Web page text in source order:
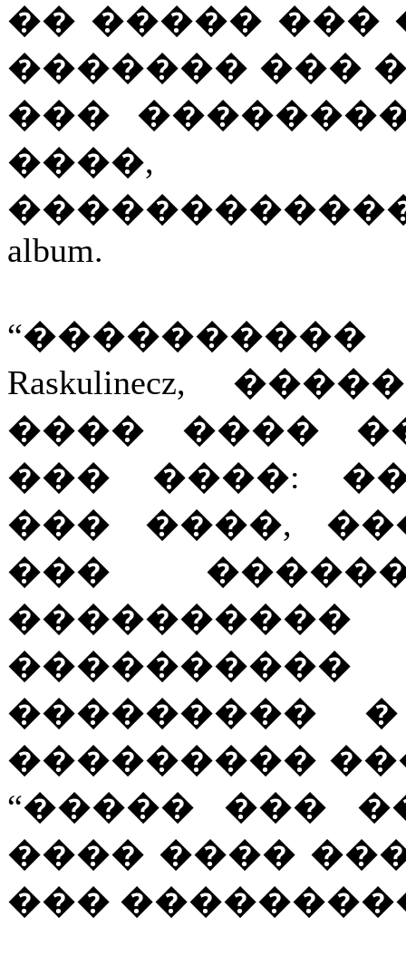
�� ����� ���
������� ���
���
album.
“����������
Raskulinecz,
���� ����
��� ����:
��� ����,
���
��������� �
���������
“����� ���
���� ����
���